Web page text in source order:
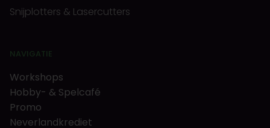
Snijplotters & Lasercutters
NAVIGATIE
Workshops
Hobby- & Spelcafé
Promo
Neverlandkrediet